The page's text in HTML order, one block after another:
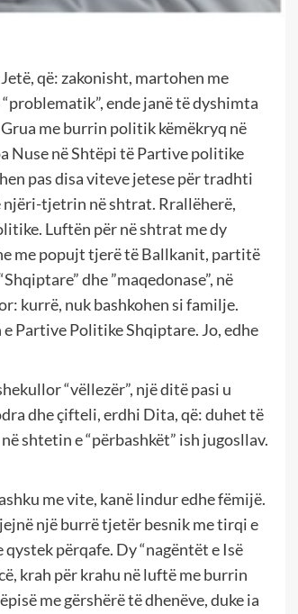
që: zakonisht, martohen me
ende janë të dyshimta
me burrin politik këmëkryq në
Nuse në Shtëpi të Partive politike
pas disa viteve jetese për tradhti
njëri-tjetrin në shtrat. Rrallëherë,
Luftën për në shtrat me dy
me popujt tjerë të Ballkanit, partitë
dhe ”maqedonase”, në
kurrë, nuk bashkohen si familje.
Partive Politike Shqiptare. Jo, edhe
“vëllezër”, një ditë pasi u
dhe çifteli, erdhi Dita, që: duhet të
shtetin e “përbashkët” ish jugosllav.
me vite, kanë lindur edhe fëmijë.
një burrë tjetër besnik me tirqi e
përqafe. Dy “nagëntët e Isë
krah për krahu në luftë me burrin
me gërshërë të dhenëve, duke ia